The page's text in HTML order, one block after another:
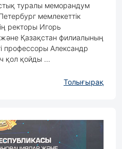
туралы меморандум
мемлекеттік
ректоры Игорь
Қазақстан филиалының
профессоры Александр
қол қойды ...
Толығырақ